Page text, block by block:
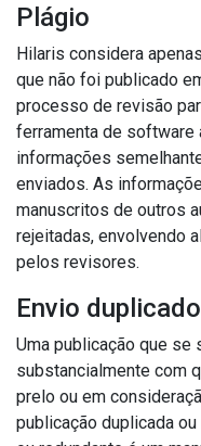
Plágio
Hilaris considera
que não foi publicado
processo de revisão
ferramenta de software
informações
enviados. As
manuscritos de outros
rejeitadas, envolvendo
pelos revisores.
Envio duplicado
Uma publicação que se
substancialmente com
prelo ou em
publicação duplicada ou